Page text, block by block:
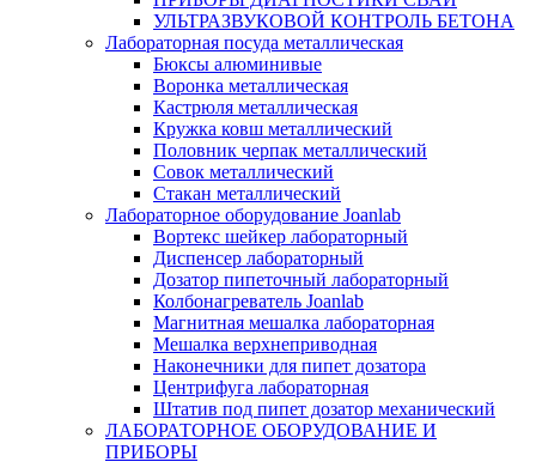
УЛЬТРАЗВУКОВОЙ КОНТРОЛЬ БЕТОНА
Лабораторная посуда металлическая
Бюксы алюминивые
Воронка металлическая
Кастрюля металлическая
Кружка ковш металлический
Половник черпак металлический
Совок металлический
Стакан металлический
Лабораторное оборудование Joanlab
Вортекс шейкер лабораторный
Диспенсер лабораторный
Дозатор пипеточный лабораторный
Колбонагреватель Joanlab
Магнитная мешалка лабораторная
Мешалка верхнеприводная
Наконечники для пипет дозатора
Центрифуга лабораторная
Штатив под пипет дозатор механический
ЛАБОРАТОРНОЕ ОБОРУДОВАНИЕ И
ПРИБОРЫ